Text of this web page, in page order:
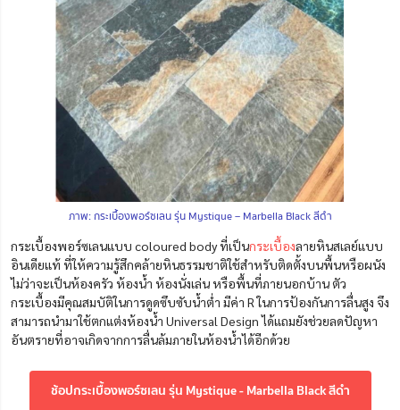
ภาพ: กระเบื้องพอร์ซเลน รุ่น Mystique – Marbella Black สีดำ
กระเบื้องพอร์ซเลนแบบ coloured body ที่เป็นกระเบื้องลายหินสเลย์แบบ
อินเดียแท้ ที่ให้ความรู้สึกคล้ายหินธรรมชาติใช้สำหรับติดตั้งบนพื้นหรือผนัง
ไม่ว่าจะเป็นห้องครัว ห้องน้ำ ห้องนั่งเล่น หรือพื้นที่ภายนอกบ้าน ตัว
กระเบื้องมีคุณสมบัติในการดูดซึบซับน้ำต่ำ มีค่า R ในการป้องกันการลื่นสูง จึง
สามารถนำมาใช้ตกแต่งห้องน้ำ Universal Design ได้แถมยังช่วยลดปัญหา
อันตรายที่อาจเกิดจากการลื่นล้มภายในห้องน้ำได้อีกด้วย
ช้อปกระเบื้องพอร์ซเลน รุ่น Mystique - Marbella Black สีดำ